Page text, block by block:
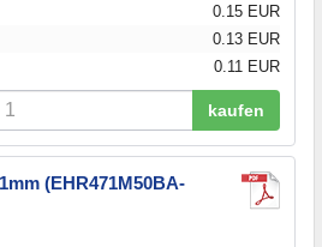
0.15 EUR
0.13 EUR
0.11 EUR
kaufen
(EHR471M50BA-